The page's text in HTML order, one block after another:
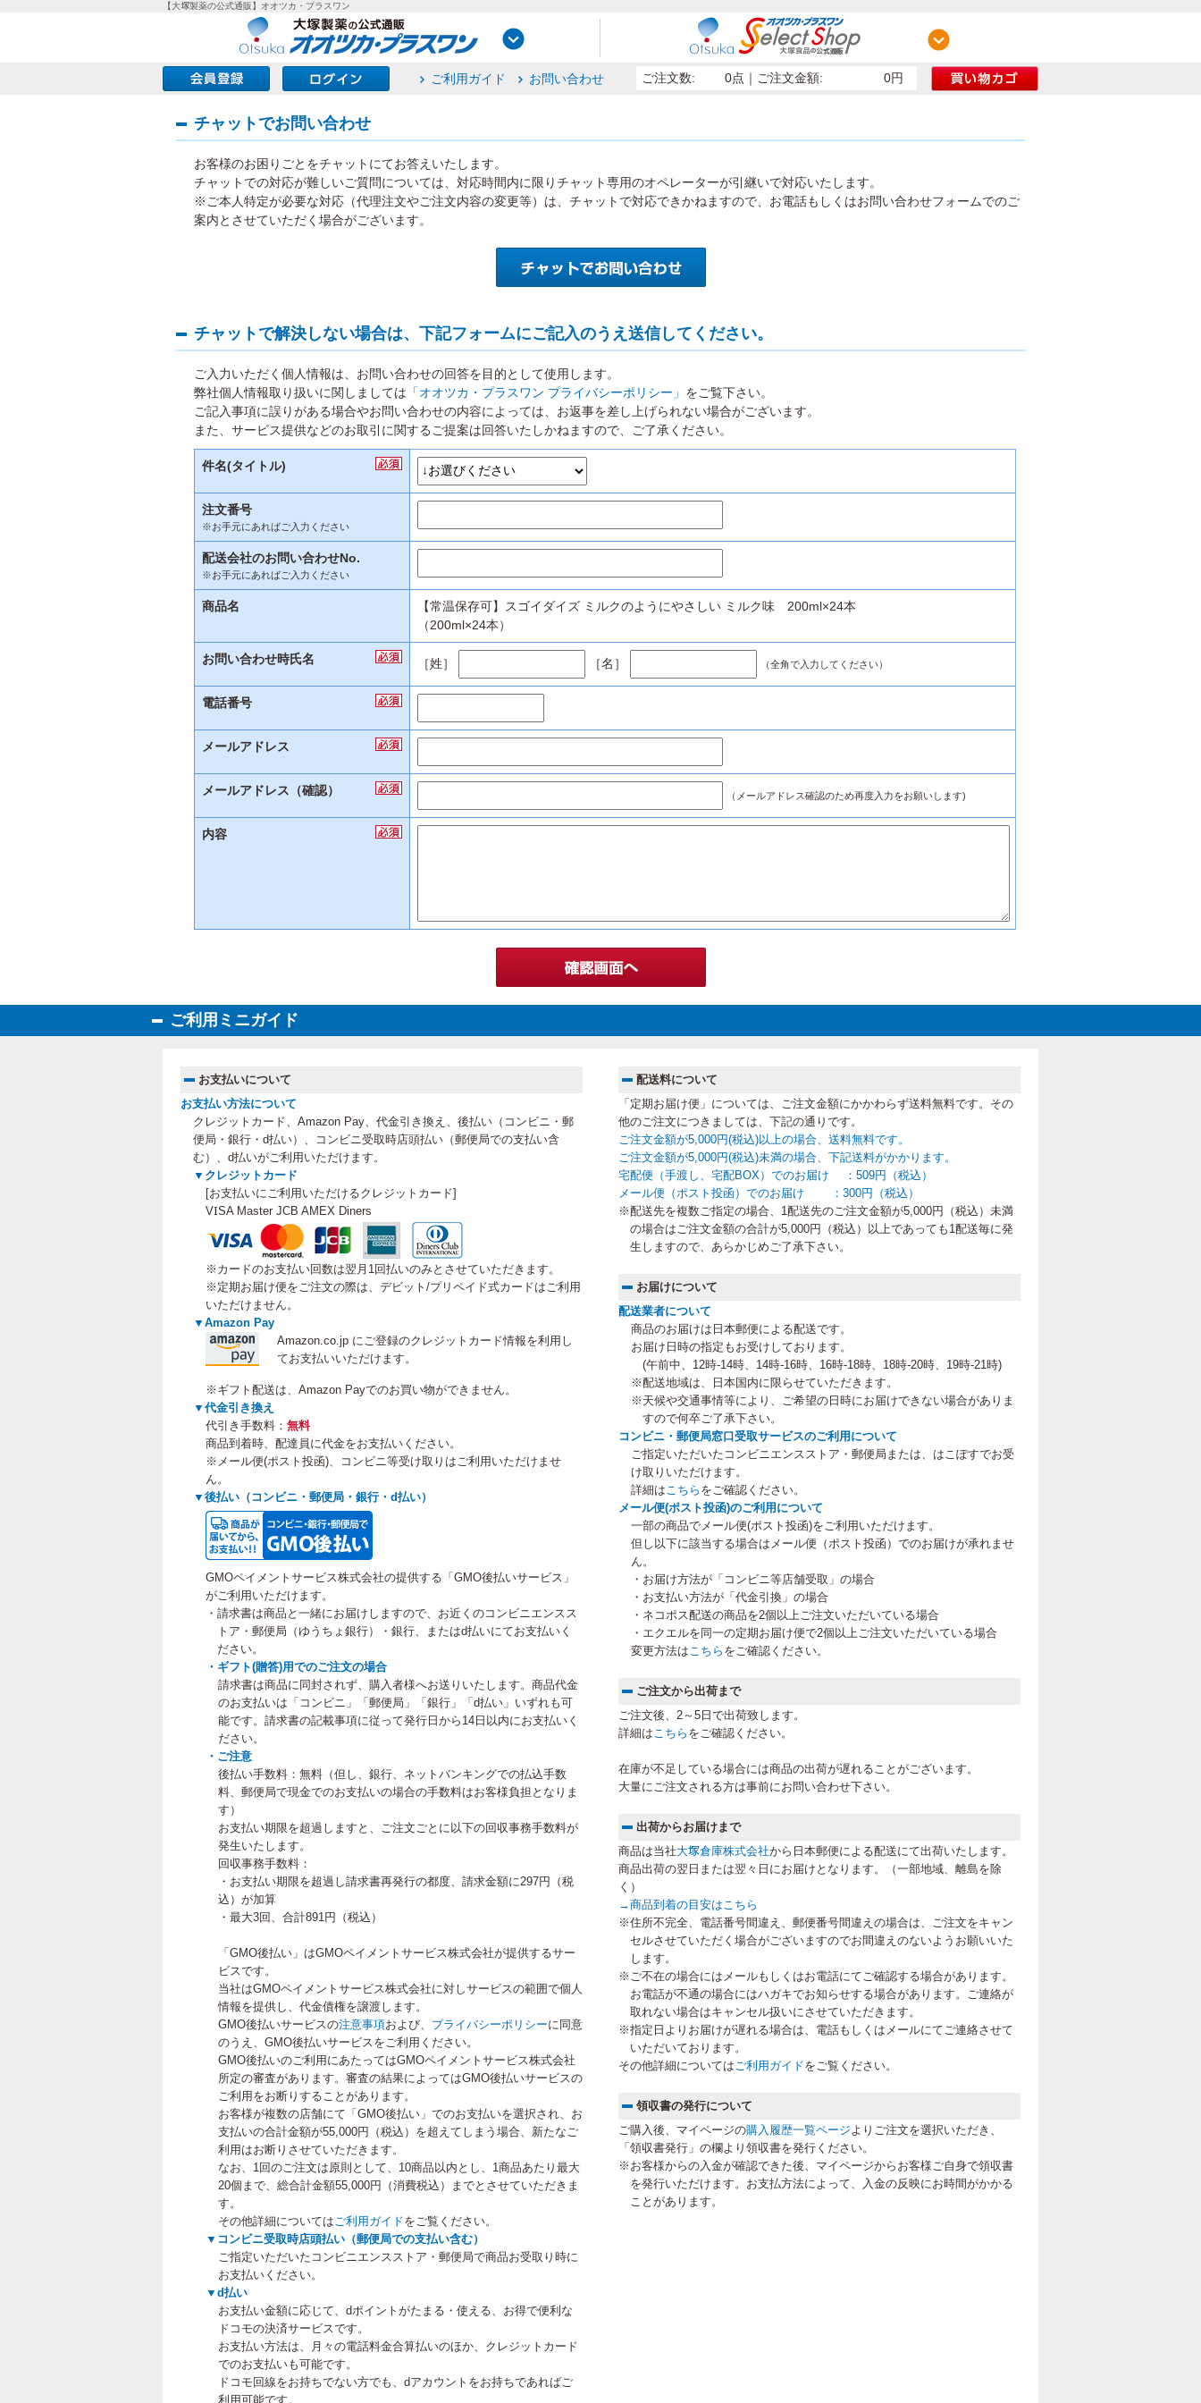
【大塚製薬の公式通販】オオツカ・プラスワン
ご利用ガイド お問い合わせ ご注文数: 0点 ｜ご注文金額: 0円
チャットでお問い合わせ
お客様のお困りごとをチャットにてお答えいたします。
チャットでの対応が難しいご質問については、対応時間内に限りチャット専用のオペレーターが引継いで対応いたします。
※ご本人特定が必要な対応（代理注文やご注文内容の変更等）は、チャットで対応できかねますので、お電話もしくはお問い合わせフォームでのご
案内とさせていただく場合がございます。
チャットで解決しない場合は、下記フォームにご記入のうえ送信してください。
ご入力いただく個人情報は、お問い合わせの回答を目的として使用します。
弊社個人情報取り扱いに関しましては 「オオツカ・プラスワン プライバシーポリシー」 をご覧下さい。
ご記入事項に誤りがある場合やお問い合わせの内容によっては、お返事を差し上げられない場合がございます。
また、サービス提供などのお取引に関するご提案は回答いたしかねますので、ご了承ください。
件名(タイトル)
注文番号
※お手元にあればご入力ください
配送会社のお問い合わせNo.
※お手元にあればご入力ください
商品名
【常温保存可】スゴイダイズ ミルクのようにやさしい ミルク味 200ml×24本
（200ml×24本）
お問い合わせ時氏名 ［姓］ ［名］ （全角で入力してください）
電話番号
メールアドレス
メールアドレス（確認） （メールアドレス確認のため再度入力をお願いします)
内容
ご利用ミニガイド
お支払いについて
お支払い方法について
クレジットカード、Amazon Pay、代金引き換え、後払い（コンビニ・郵
便局・銀行・d払い）、コンビニ受取時店頭払い（郵便局での支払い含
む）、 d払いがご利用いただけます。
▼クレジットカード
[お支払いにご利用いただけるクレジットカード]
VISA Master JCB AMEX Diners
※カードのお支払い回数は翌月1回払いのみとさせていただきます。
※定期お届け便をご注文の際は、デビット/プリペイド式カードはご利用
いただけません。
▼Amazon Pay
Amazon.co.jp にご登録のクレジットカード情報を利用し
てお支払いいただけます。
※ギフト配送は、Amazon Payでのお買い物ができません。
▼代金引き換え
代引き手数料： 無料
商品到着時、配達員に代金をお支払いください。
※メール便(ポスト投函)、コンビニ等受け取りはご利用いただけませ
ん。
▼後払い（コンビニ・郵便局・銀行・d払い）
GMOペイメントサービス株式会社の提供する「GMO後払いサービス」
がご利用いただけます。
・請求書は商品と一緒にお届けしますので、お近くのコンビニエンスス
トア・郵便局（ゆうちょ銀行）・銀行、またはd払いにてお支払いく
ださい。
・ギフト(贈答)用でのご注文の場合
請求書は商品に同封されず、購入者様へお送りいたします。商品代金
のお支払いは「コンビニ」「郵便局」「銀行」「d払い」いずれも可
能です。請求書の記載事項に従って発行日から14日以内にお支払いく
ださい。
・ご注意
後払い手数料：無料（但し、銀行、ネットバンキングでの払込手数
料、郵便局で現金でのお支払いの場合の手数料はお客様負担となりま
す）
お支払い期限を超過しますと、ご注文ごとに以下の回収事務手数料が
発生いたします。
回収事務手数料：
・お支払い期限を超過し請求書再発行の都度、請求金額に297円（税
込）が加算
・最大3回、合計891円（税込）
「GMO後払い」はGMOペイメントサービス株式会社が提供するサー
ビスです。
当社はGMOペイメントサービス株式会社に対しサービスの範囲で個人
情報を提供し、代金債権を譲渡します。
GMO後払いサービスの注意事項および、 プライバシーポリシーに同意
のうえ、GMO後払いサービスをご利用ください。
GMO後払いのご利用にあたってはGMOペイメントサービス株式会社
所定の審査があります。審査の結果によってはGMO後払いサービスの
ご利用をお断りすることがあります。
お客様が複数の店舗にて「GMO後払い」でのお支払いを選択され、お
支払いの合計金額が55,000円（税込）を超えてしまう場合、新たなご
利用はお断りさせていただきます。
なお、1回のご注文は原則として、10商品以内とし、1商品あたり最大
20個まで、総合計金額55,000円（消費税込）までとさせていただきま
す。
その他詳細についてはご利用ガイドをご覧ください。
▼コンビニ受取時店頭払い（郵便局での支払い含む）
ご指定いただいたコンビニエンスストア・郵便局で商品お受取り時に
お支払いください。
▼d払い
お支払い金額に応じて、dポイントがたまる・使える、お得で便利な
ドコモの決済サービスです。
お支払い方法は、月々の電話料金合算払いのほか、クレジットカード
でのお支払いも可能です。
ドコモ回線をお持ちでない方でも、dアカウントをお持ちであればご
利用可能です。
配送料について
「定期お届け便」については、ご注文金額にかかわらず送料無料です。その
他のご注文につきましては、下記の通りです。
ご注文金額が5,000円(税込)以上の場合、送料無料です。
ご注文金額が5,000円(税込)未満の場合、下記送料がかかります。
宅配便（手渡し、宅配BOX）でのお届け ：509円（税込）
メール便（ポスト投函）でのお届け ：300円（税込）
※配送先を複数ご指定の場合、1配送先のご注文金額が5,000円（税込）未満
の場合はご注文金額の合計が5,000円（税込）以上であっても1配送毎に発
生しますので、あらかじめご了承下さい。
お届けについて
配送業者について
商品のお届けは日本郵便による配送です。
お届け日時の指定もお受けしております。
(午前中、12時-14時、14時-16時、16時-18時、18時-20時、19時-21時)
※配送地域は、日本国内に限らせていただきます。
※天候や交通事情等により、ご希望の日時にお届けできない場合がありま
すので何卒ご了承下さい。
コンビニ・郵便局窓口受取サービスのご利用について
ご指定いただいたコンビニエンスストア・郵便局または、はこぽすでお受
け取りいただけます。
詳細はこちら をご確認ください。
メール便(ポスト投函)のご利用について
一部の商品でメール便(ポスト投函)をご利用いただけます。
但し以下に該当する場合はメール便（ポスト投函）でのお届けが承れませ
ん。
・お届け方法が「コンビニ等店舗受取」の場合
・お支払い方法が「代金引換」の場合
・ネコポス配送の商品を2個以上ご注文いただいている場合
・エクエルを同一の定期お届け便で2個以上ご注文いただいている場合
変更方法はこちら をご確認ください。
ご注文から出荷まで
ご注文後、2～5日で出荷致します。
詳細はこちら をご確認ください。
在庫が不足している場合には商品の出荷が遅れることがございます。
大量にご注文される方は事前にお問い合わせ下さい。
出荷からお届けまで
商品は当社大塚倉庫株式会社から日本郵便による配送にて出荷いたします。
商品出荷の翌日または翌々日にお届けとなります。（一部地域、離島を除
く）
→商品到着の目安はこちら
※住所不完全、電話番号間違え、郵便番号間違えの場合は、ご注文をキャン
セルさせていただく場合がございますのでお間違えのないようお願いいた
します。
※ご不在の場合にはメールもしくはお電話にてご確認する場合があります。
お電話が不通の場合にはハガキでお知らせする場合があります。ご連絡が
取れない場合はキャンセル扱いにさせていただきます。
※指定日よりお届けが遅れる場合は、電話もしくはメールにてご連絡させて
いただいております。
その他詳細についてはご利用ガイドをご覧ください。
領収書の発行について
ご購入後、マイページの購入履歴一覧ページよりご注文を選択いただき、
「領収書発行」の欄より領収書を発行ください。
※お客様からの入金が確認できた後、マイページからお客様ご自身で領収書
を発行いただけます。お支払方法によって、入金の反映にお時間がかかる
ことがあります。